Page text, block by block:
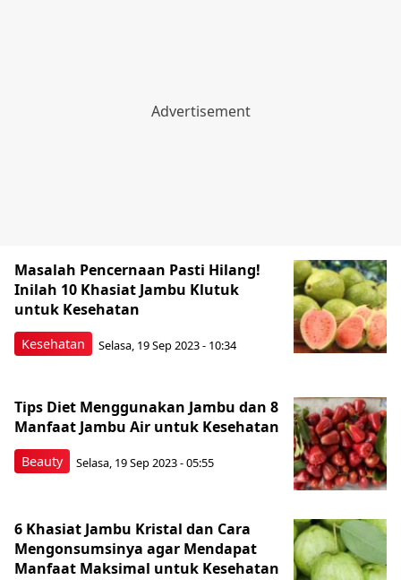
Kesehatan
Masalah Pencernaan Pasti Hilang!
Inilah 10 Khasiat Jambu Klutuk
untuk Kesehatan
Selasa, 19 Sep 2023 - 10:34
Beauty
Tips Diet Menggunakan Jambu dan 8
Manfaat Jambu Air untuk Kesehatan
Selasa, 19 Sep 2023 - 05:55
6 Khasiat Jambu Kristal dan Cara
Mengonsumsinya agar Mendapat
Manfaat Maksimal untuk Kesehatan